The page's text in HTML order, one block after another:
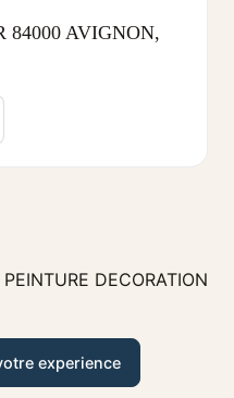
84000 AVIGNON,
DECORATION
experience